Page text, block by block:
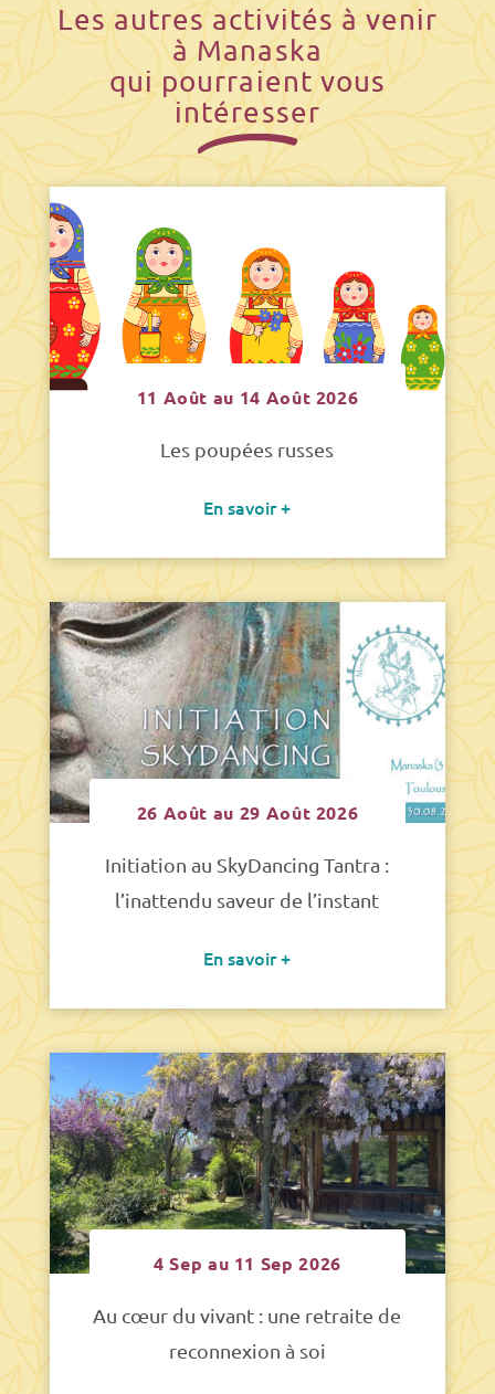
Les autres activités à venir
à Manaska
qui pourraient vous
intéresser
11 Août au 14 Août 2026
Les poupées russes
En savoir +
26 Août au 29 Août 2026
Initiation au SkyDancing Tantra :
l’inattendu saveur de l’instant
En savoir +
4 Sep au 11 Sep 2026
Au cœur du vivant : une retraite de
reconnexion à soi